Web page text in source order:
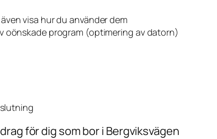
visa hur du använder dem
program (optimering av datorn)
för dig som bor i Bergviksvägen